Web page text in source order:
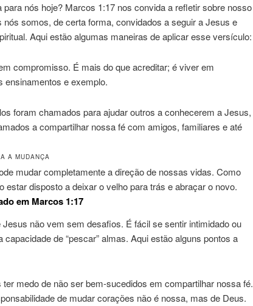
nós hoje? Marcos 1:17 nos convida a refletir sobre nosso
nós somos, de certa forma, convidados a seguir a Jesus e
Aqui estão algumas maneiras de aplicar esse versículo:
compromisso. É mais do que acreditar; é viver em
ensinamentos e exemplo.
foram chamados para ajudar outros a conhecerem a Jesus,
a compartilhar nossa fé com amigos, familiares e até
A MUDANÇA
mudar completamente a direção de nossas vidas. Como
estar disposto a deixar o velho para trás e abraçar o novo.
em Marcos 1:17
não vem sem desafios. É fácil se sentir intimidado ou
capacidade de “pescar” almas. Aqui estão alguns pontos a
medo de não ser bem-sucedidos em compartilhar nossa fé.
de mudar corações não é nossa, mas de Deus.